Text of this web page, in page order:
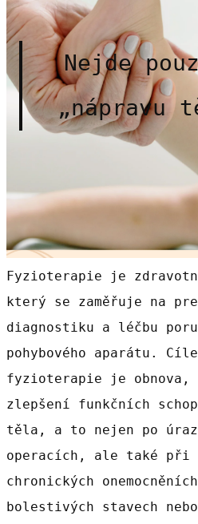
Nejde
„nápravu
Fyzioterapie je
který se zaměřuje na
diagnostiku a léčbu
pohybového aparátu.
fyzioterapie je obnova,
zlepšení funkčních
těla, a to nejen po
operacích, ale také při
chronických
bolestivých stavech